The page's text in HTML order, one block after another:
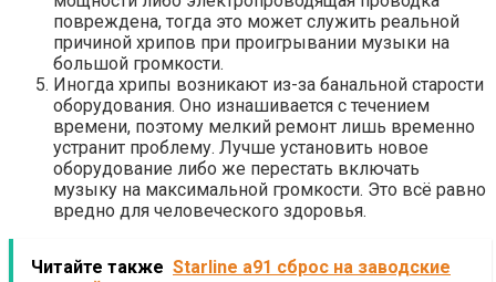
повреждена, тогда это может служить реальной
причиной хрипов при проигрывании музыки на
большой громкости.
Иногда хрипы возникают из-за банальной старости
оборудования. Оно изнашивается с течением
времени, поэтому мелкий ремонт лишь временно
устранит проблему. Лучше установить новое
оборудование либо же перестать включать
музыку на максимальной громкости. Это всё равно
вредно для человеческого здоровья.
Читайте также Starline a91 сброс на заводские